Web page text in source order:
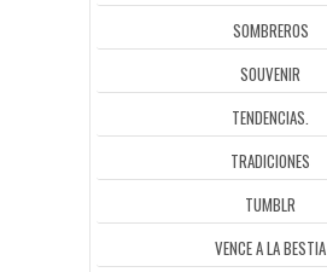
SOMBREROS
SOUVENIR
TENDENCIAS.
TRADICIONES
TUMBLR
VENCE A LA BESTIA